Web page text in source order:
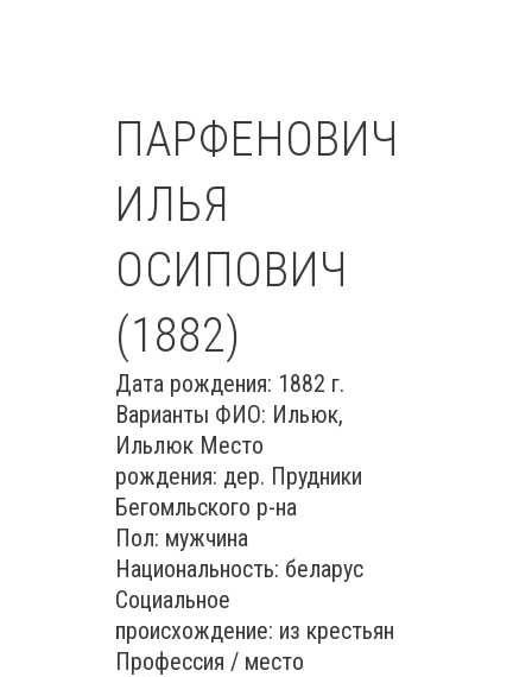
ПАРФЕНОВИЧ
ИЛЬЯ
ОСИПОВИЧ
(1882)
Дата рождения: 1882 г.
Варианты ФИО: Ильюк,
Ильлюк Место
рождения: дер. Прудники
Бегомльского р-на
Пол: мужчина
Национальность: беларус
Социальное
происхождение: из крестьян
Профессия / место